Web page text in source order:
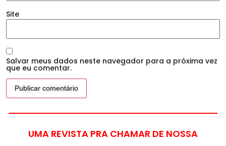
Site
Salvar meus dados neste navegador para a próxima vez
que eu comentar.
UMA REVISTA PRA CHAMAR DE NOSSA